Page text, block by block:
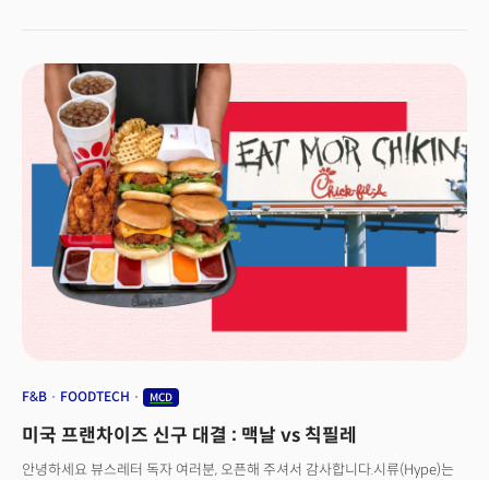
부진했지만 향후 몇 분기 동안 상승 잠재력이 있다고 평가하며 '매수' 의견
제시. 씨티는 마이크로소프트의 2분기 회계연도 실적이 예상과 일치할 것으로
전망하며 이후 애져와 EPS 성장이 가속화될 것으로 전망. 아마존(AMZN):
씨티그룹은 아마존을 최고의 선택인 '탑픽'으로 유지하며 2024년 연말 쇼핑
시즌이 작년 대비 쇼핑일이 5일 적지만 2019년 결과에 대한 분석을 바탕으로
전체 소비자 및 광고주 지출에는 영향을 미치지 않을 것으로 전망. 코스트코
(COST): 모건스탠리는 코스트코의 멤버십 카드 스캐너 도입이 구독 서비스의
변화로 성장을 만들어낸 '넷플릭스 모먼트'를 재현할 수 있다고 평가하며
'비중확대' 의견 재확인. 모건스탠리는 자체 분석 결과 스캐너를 도입한 후
일부 매장에서 멤버십 수가 두 자릿수로 증가하고 있다고 평가.
지난 6월 24일(현지시각) 버거킹이 5달러짜리 '유어 웨이 밀(Your Way
Meal)'을 내놓았다. 그러자 맥도날드는 하루 뒤인 25일부터 5달러짜리
‘맥더블 밀’을 출시했다. 한 달간 판매되는 기간 한정 메뉴로 맥더블 버거 혹은
맥치킨 샌드위치와 치킨 너겟, 감자튀김, 음료로 구성된다. 1달러 이상 구매 시
감자튀김 한 개를 무료로 제공하는 앱 전용 ‘무료 감자튀김 제공 금요일’
서비스도 부활했다.맥더블 밀은 당초 한시 상품(4주)으로 출시했지만, 뜨거운
반응에 힘입어 기한을 연장했다. 맥도날드는 지난 2018년 1달러, 2달러,
3달러짜리 가성비 메뉴 품목을 출시한 후 지난해 1달러 짜리 품목을 제거한
바 있다.덕분에 맥도날드는 지난 30일(현지시각) 2분기 실적발표에서
목표치에 못 미치는 결과를 발표했지만, 가격 인하 기조에 공감대가 형성,
주가는 3.7%가량 올랐다. 조 얼링거 맥도날드 미국 사장은 당시 "5달러
세트의 판매 건수가 기대치를 넘어섰다"며 "이 상품의 체험률은 저소득층
소비자들 사이에서 가장 높으며, 소비심리가 긍정적으로 바뀌기 시작했다"고
밝혔다. 웬디스 역시 샌드위치, 감자, 계란으로 구성된 아침 식사 세트 메뉴를
(Luxe Cravings Box)'로 할인 경쟁에 가세했다.
F&B FOODTECH MCD
미국 프랜차이즈 신구 대결 : 맥날 vs 칙필레
안녕하세요 뷰스레터 독자 여러분, 오픈해 주셔서 감사합니다.시류(Hype)는